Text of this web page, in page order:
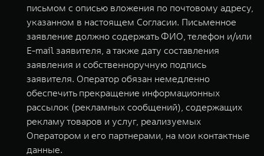
письмом с описью вложения по почтовому адресу,
указанном в настоящем Согласии. Письменное
заявление должно содержать ФИО, телефон и/или
E-mail заявителя, а также дату составления
заявления и собственноручную подпись
заявителя. Оператор обязан немедленно
обеспечить прекращение информационных
рассылок (рекламных сообщений), содержащих
рекламу товаров и услуг, реализуемых
Оператором и его партнерами, на мои контактные
данные.